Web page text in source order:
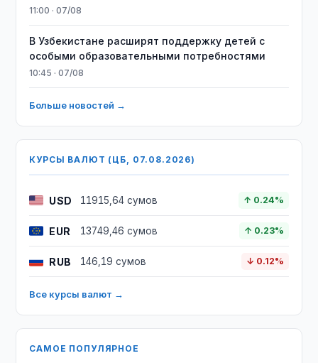
11:00 · 07/08
В Узбекистане расширят поддержку детей с
особыми образовательными потребностями
10:45 · 07/08
Больше новостей →
КУРСЫ ВАЛЮТ (ЦБ, 07.08.2026)
USD 11915,64 сумов ↑ 0.24%
EUR 13749,46 сумов ↑ 0.23%
RUB 146,19 сумов ↓ 0.12%
Все курсы валют →
САМОЕ ПОПУЛЯРНОЕ